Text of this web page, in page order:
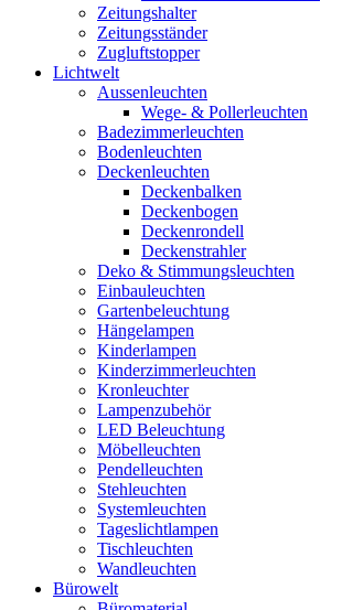
Zeitungshalter
Zeitungsständer
Zugluftstopper
Lichtwelt
Aussenleuchten
Wege- & Pollerleuchten
Badezimmerleuchten
Bodenleuchten
Deckenleuchten
Deckenbalken
Deckenbogen
Deckenrondell
Deckenstrahler
Deko & Stimmungsleuchten
Einbauleuchten
Gartenbeleuchtung
Hängelampen
Kinderlampen
Kinderzimmerleuchten
Kronleuchter
Lampenzubehör
LED Beleuchtung
Möbelleuchten
Pendelleuchten
Stehleuchten
Systemleuchten
Tageslichtlampen
Tischleuchten
Wandleuchten
Bürowelt